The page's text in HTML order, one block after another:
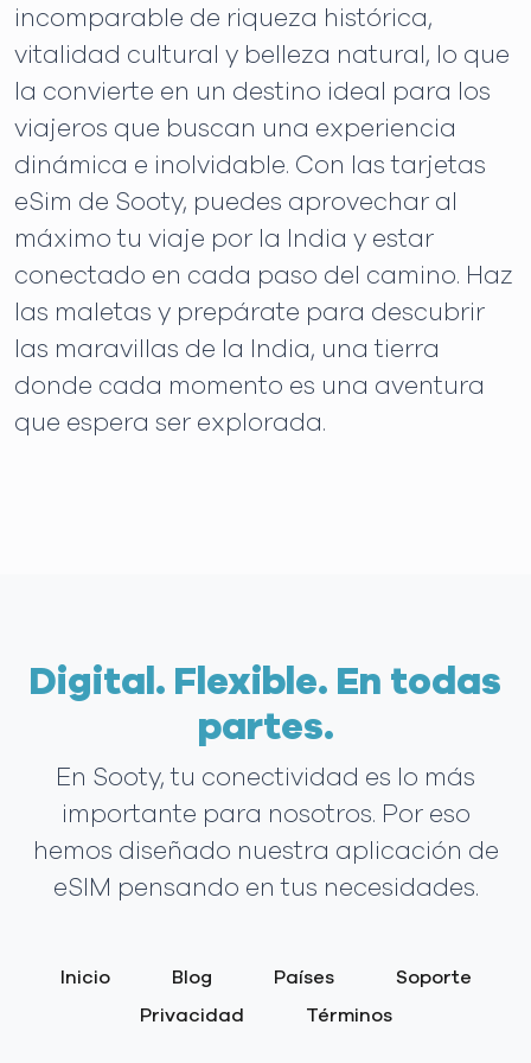
incomparable de riqueza histórica,
vitalidad cultural y belleza natural, lo que
la convierte en un destino ideal para los
viajeros que buscan una experiencia
dinámica e inolvidable. Con las tarjetas
eSim de Sooty, puedes aprovechar al
máximo tu viaje por la India y estar
conectado en cada paso del camino. Haz
las maletas y prepárate para descubrir
las maravillas de la India, una tierra
donde cada momento es una aventura
que espera ser explorada.
Digital. Flexible. En todas
partes.
En Sooty, tu conectividad es lo más
importante para nosotros. Por eso
hemos diseñado nuestra aplicación de
eSIM pensando en tus necesidades.
Inicio Blog Países
Soporte
Privacidad
Términos